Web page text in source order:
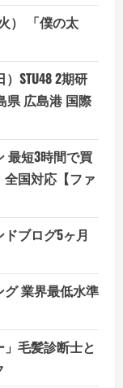
） 「僕の太
STU48 2期研
県 広島港 国際
最短3時間で買
国対応【ファ
ブログ5ヶ月
業界最低水準
」毛髪診断士と